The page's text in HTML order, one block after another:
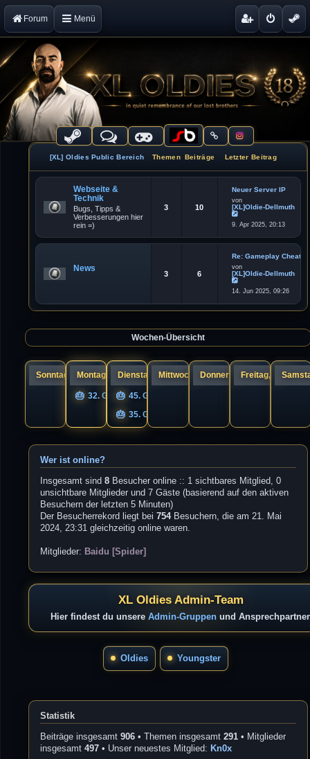
Forum Menü
[XL] Oldies Public Bereich Themen Beiträge Letzter Beitrag
Webseite &
Technik
Bugs, Tipps &
Verbesserungen hier
rein =)
3 10
Neuer Server IP
von
[XL]Oldie-Dellmuth
N
e
e
t
r
B
e
i
r
a
9. Apr 2025, 20:13
News
3 6
Re: Gameplay Cheater
von
[XL]Oldie-Dellmuth
N
e
e
t
g
14. Jun 2025, 09:26
Wochen-Übersicht
Sonntag, 09.Montag, 10.
32. Geburtstag UNIQS
Dienstag, 11.
45. Geburtstag Guandi
35. Geburtstag s1cK.
Mittwoch, 12.Donnerstag, 13.Freitag, 14.
Wer ist online?
Insgesamt sind8 Besucher online :: 1 sichtbares Mitglied, 0
unsichtbare Mitglieder und 7 Gäste (basierend auf den aktiven
Besuchern der letzten 5 Minuten)
Der Besucherrekord liegt bei754Besuchern, die am 21. Mai
2024, 23:31 gleichzeitig online waren.
Mitglieder: Baidu [Spider]
XL Oldies Admin-Team
Hier findest du unsere Admin-Gruppenund
Oldies Youngster
Statistik
Beiträge insgesamt906 • Themen insgesamt291 • Mitglieder
insgesamt497 • Unser neuestes Mitglied: Kn0x